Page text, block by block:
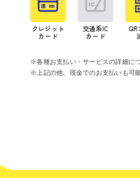
クレジット
カード
交通系IC
カード
QR
※各種お支払い・サービスの詳細に
※上記の他、現金でのお支払いも可能